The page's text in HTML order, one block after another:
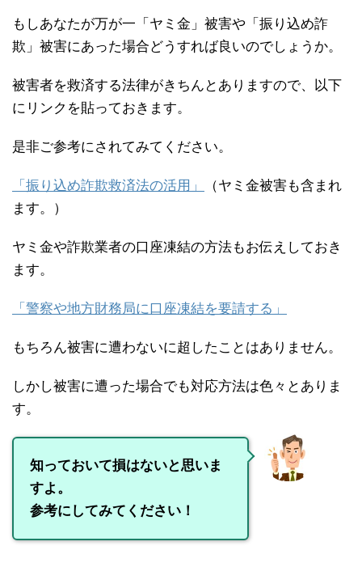
もしあなたが万が一「ヤミ金」被害や「振り込め詐
欺」被害にあった場合どうすれば良いのでしょうか。
被害者を救済する法律がきちんとありますので、以下
にリンクを貼っておきます。
是非ご参考にされてみてください。
「振り込め詐欺救済法の活用」
（ヤミ金被害も含まれ
ます。）
ヤミ金や詐欺業者の口座凍結の方法もお伝えしておき
ます。
「警察や地方財務局に口座凍結を要請する」
もちろん被害に遭わないに超したことはありません。
しかし被害に遭った場合でも対応方法は色々とありま
す。
知っておいて損はないと思いま
すよ。
参考にしてみてください！